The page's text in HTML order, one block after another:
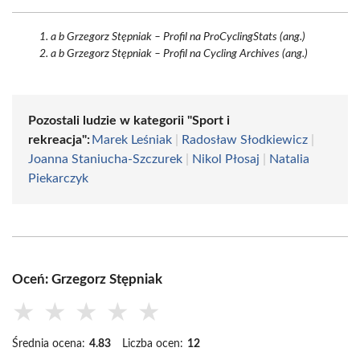
a b Grzegorz Stępniak – Profil na ProCyclingStats (ang.)
a b Grzegorz Stępniak – Profil na Cycling Archives (ang.)
Pozostali ludzie w kategorii "Sport i
rekreacja": Marek Leśniak Radosław Słodkiewicz
Joanna Staniucha-Szczurek
Nikol Płosaj
Natalia
Piekarczyk
Oceń: Grzegorz Stępniak
★ ★ ★ ★ ★
Średnia ocena: 4.83 Liczba ocen: 12